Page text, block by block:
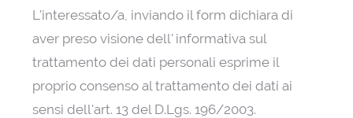
L'interessato/a, inviando il form dichiara di
aver preso visione dell' informativa sul
trattamento dei dati personali esprime il
proprio consenso al trattamento dei dati ai
sensi dell'art. 13 del D.Lgs. 196/2003.